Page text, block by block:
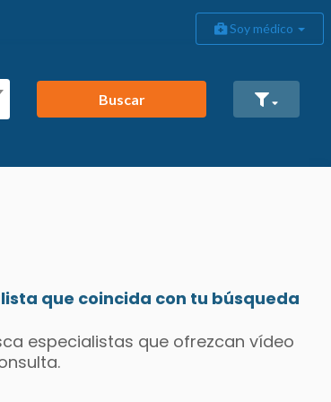
Soy médico
Buscar
que coincida con tu búsqueda
especialistas que ofrezcan vídeo